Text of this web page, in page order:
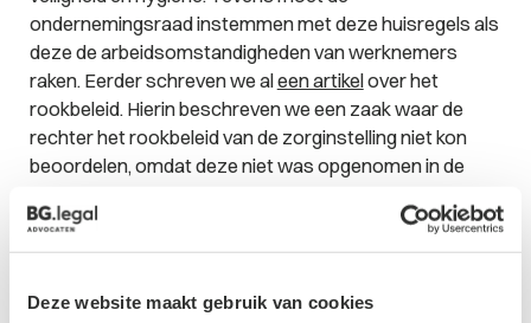
Deze website maakt gebruik van cookies
ondernemingsraad instemmen met deze huisregels als
deze de arbeidsomstandigheden van werknemers
raken. Eerder schreven we aleen artikelover het
rookbeleid. Hierin beschreven we een zaak waar de
rechter het rookbeleid van de zorginstelling niet kon
beoordelen, omdat deze niet was opgenomen in de
Overwegingen voor de thuiszorg
Indien de woning van de cliënt zich buiten het gebouw